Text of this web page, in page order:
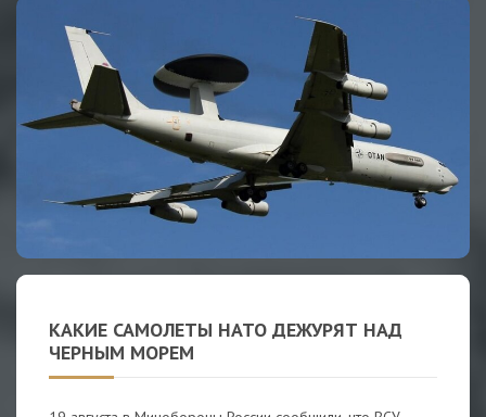
КАКИЕ САМОЛЕТЫ НАТО ДЕЖУРЯТ НАД
ЧЕРНЫМ МОРЕМ